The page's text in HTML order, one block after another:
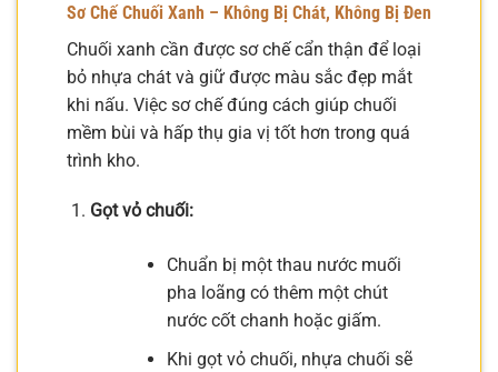
Sơ Chế Chuối Xanh – Không Bị Chát, Không Bị Đen
Chuối xanh cần được sơ chế cẩn thận để loại
bỏ nhựa chát và giữ được màu sắc đẹp mắt
khi nấu. Việc sơ chế đúng cách giúp chuối
mềm bùi và hấp thụ gia vị tốt hơn trong quá
trình kho.
Gọt vỏ chuối:
Chuẩn bị một thau nước muối
pha loãng có thêm một chút
nước cốt chanh hoặc giấm.
Khi gọt vỏ chuối, nhựa chuối sẽ